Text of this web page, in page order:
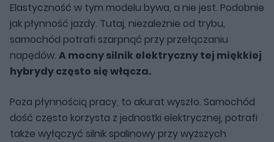
Elastyczność w tym modelu bywa, a nie jest. Podobnie
jak płynność jazdy. Tutaj, niezależnie od trybu,
samochód potrafi szarpnąć przy przełączaniu
napędów. A mocny silnik elektryczny tej miękkiej
hybrydy często się włącza.
Poza płynnością pracy, to akurat wyszło. Samochód
dość często korzysta z jednostki elektrycznej, potrafi
także wyłączyć silnik spalinowy przy wyższych